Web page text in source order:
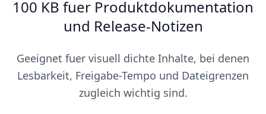
100 KB fuer Produktdokumentation
und Release-Notizen
Geeignet fuer visuell dichte Inhalte, bei denen
Lesbarkeit, Freigabe-Tempo und Dateigrenzen
zugleich wichtig sind.